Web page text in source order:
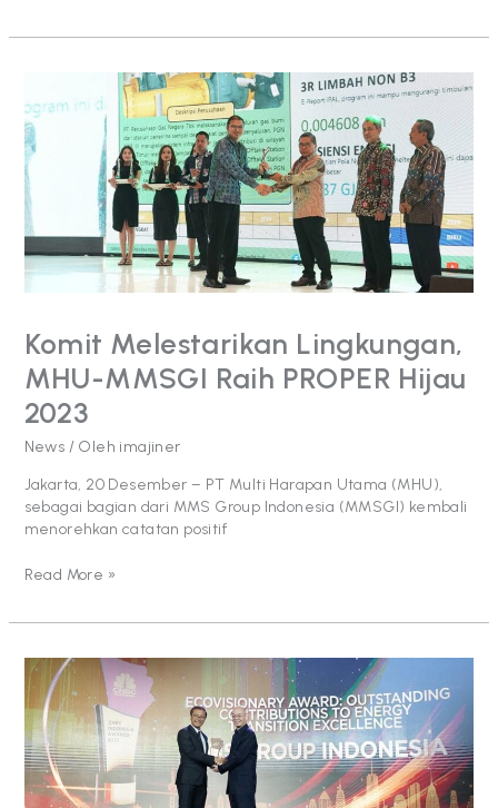
Komit Melestarikan Lingkungan,
MHU-MMSGI Raih PROPER Hijau
2023
News / Oleh imajiner
Jakarta, 20 Desember – PT Multi Harapan Utama (MHU),
sebagai bagian dari MMS Group Indonesia (MMSGI) kembali
menorehkan catatan positif
Lingkungan,
MHU-
MMSGI
Raih
Hijau
2023
Read More »
Dukung
Net
Zero
Emission,
MMSGI
Raih
CNBC